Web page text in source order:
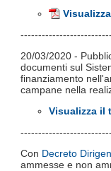
20/03/2020 -
documenti sul
finanziamento
campane nella
Visualizza il
Con Decreto
ammesse e non